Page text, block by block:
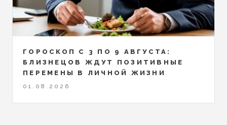
ГОРОСКОП С 3 ПО 9 АВГУСТА:
БЛИЗНЕЦОВ ЖДУТ ПОЗИТИВНЫЕ
ПЕРЕМЕНЫ В ЛИЧНОЙ ЖИЗНИ
01.08.2026